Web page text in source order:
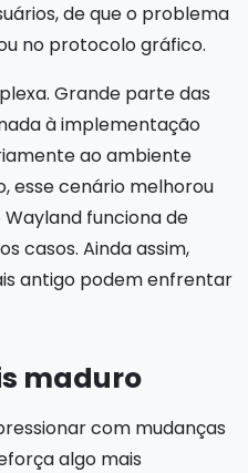
de que o problema
no protocolo gráfico.
Grande parte das
à implementação
ao ambiente
esse cenário melhorou
funciona de
casos. Ainda assim,
antigo podem enfrentar
maduro
com mudanças
algo mais